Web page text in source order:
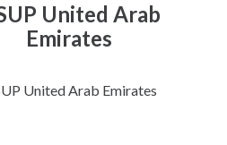
United Arab
Emirates
United Arab Emirates